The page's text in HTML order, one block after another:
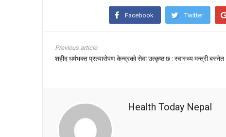
Facebook Twitter
Previous article
शहीद धर्मभक्त प्रत्यारोपण केन्द्रको सेवा उत्कृष्ठ छ : स्वास्थ्य मन्त्री बस्नेत
Health Today Nepal